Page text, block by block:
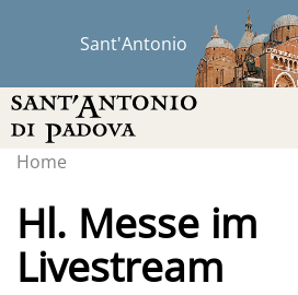
Sant'Antonio
Home
Hl. Messe im
Livestream